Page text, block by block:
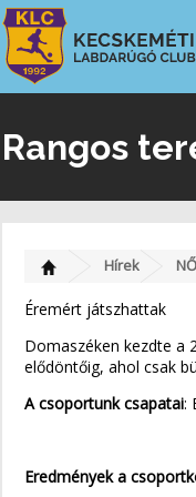
Rangos
Hírek
Éremért játszhattak
Domaszéken kezdte a
elődöntőig, ahol csak
A csoportunk csapatai:
Eredmények a